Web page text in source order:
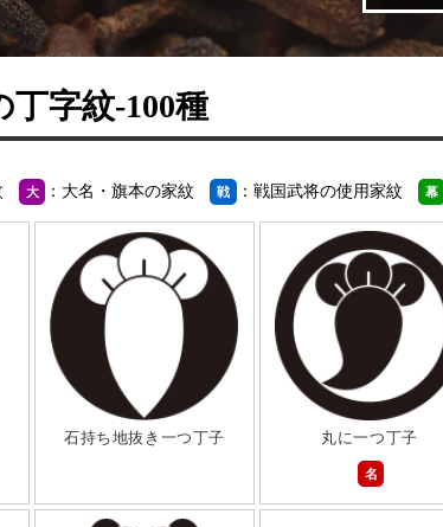
丁字紋-100種
大 ：大名・旗本の家紋 戦 ：戦国武将の使用家紋 幕
石持ち地抜き一つ丁子
丸に一つ丁子
名